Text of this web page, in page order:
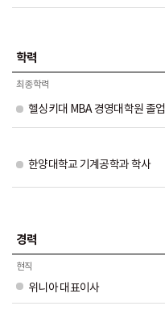
학력
최종학력
헬싱키대 MBA 경영대학원 졸업
한양대학교 기계공학과 학사
경력
현직
위니아 대표이사